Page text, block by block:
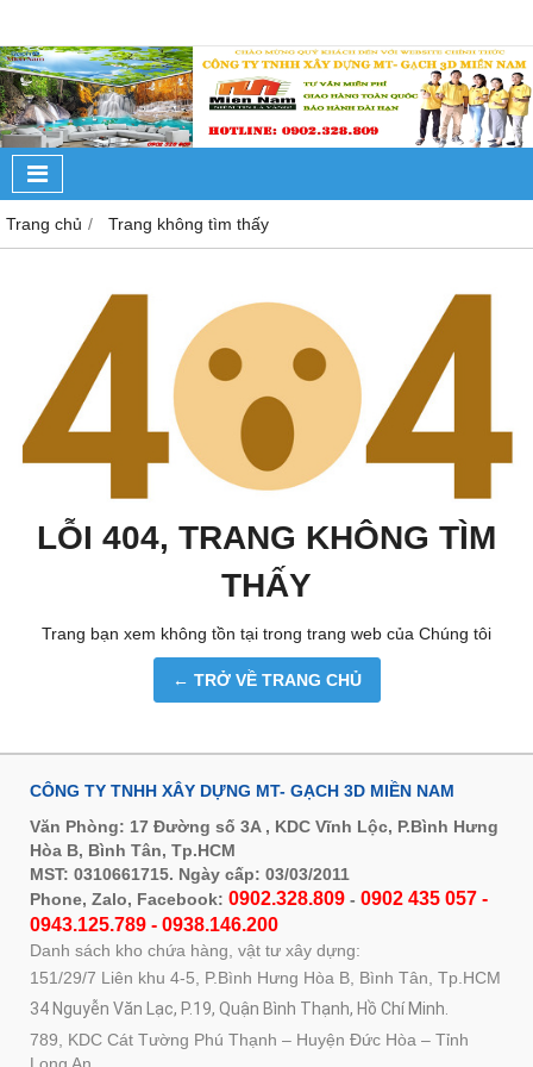
Trang chủ Trang không tìm thấy
LỖI 404, TRANG KHÔNG TÌM
THẤY
Trang bạn xem không tồn tại trong trang web của Chúng tôi
← TRỞ VỀ TRANG CHỦ
CÔNG TY TNHH XÂY DỰNG MT- GẠCH 3D MIỀN NAM
Văn Phòng: 17 Đường số 3A , KDC Vĩnh Lộc, P.Bình Hưng
Hòa B, Bình Tân, Tp.HCM
MST: 0310661715. Ngày cấp: 03/03/2011
Phone, Zalo, Facebook: 0902.328.809 - 0902 435 057 -
0943.125.789 - 0938.146.200
Danh sách kho chứa hàng, vật tư xây dựng:
151/29/7 Liên khu 4-5, P.Bình Hưng Hòa B, Bình Tân, Tp.HCM
34 Nguyễn Văn Lạc, P.19, Quận Bình Thạnh, Hồ Chí Minh.
789, KDC Cát Tường Phú Thạnh – Huyện Đức Hòa – Tỉnh
Long An